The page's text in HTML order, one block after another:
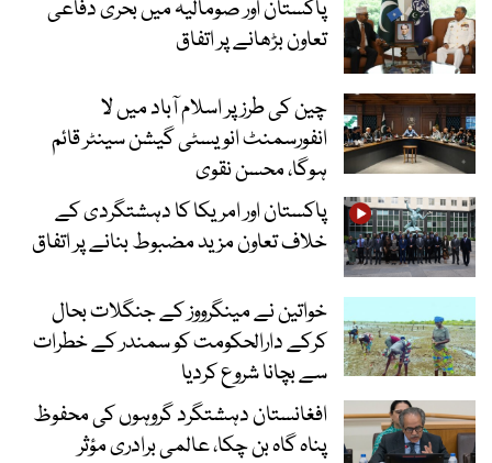
پاکستان اور صومالیہ میں بحری دفاعی
تعاون بڑھانے پر اتفاق
چین کی طرز پر اسلام آباد میں لا
انفورسمنٹ انویسٹی گیشن سینٹر قائم
ہوگا، محسن نقوی
پاکستان اور امریکا کا دہشتگردی کے
خلاف تعاون مزید مضبوط بنانے پر اتفاق
خواتین نے مینگرووز کے جنگلات بحال
کرکے دارالحکومت کو سمندر کے خطرات
سے بچانا شروع کردیا
افغانستان دہشتگرد گروہوں کی محفوظ
پناہ گاہ بن چکا، عالمی برادری مؤثر